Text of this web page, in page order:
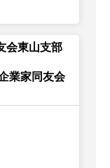
会東山支部
業家同友会